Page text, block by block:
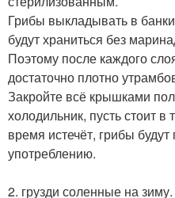
Грибы выкладывать в
будут храниться без
Поэтому после каждого
достаточно плотно
Закройте всё крышками
холодильник, пусть стоит в
время истечёт, грибы
употреблению.
2. грузди соленные на зиму.